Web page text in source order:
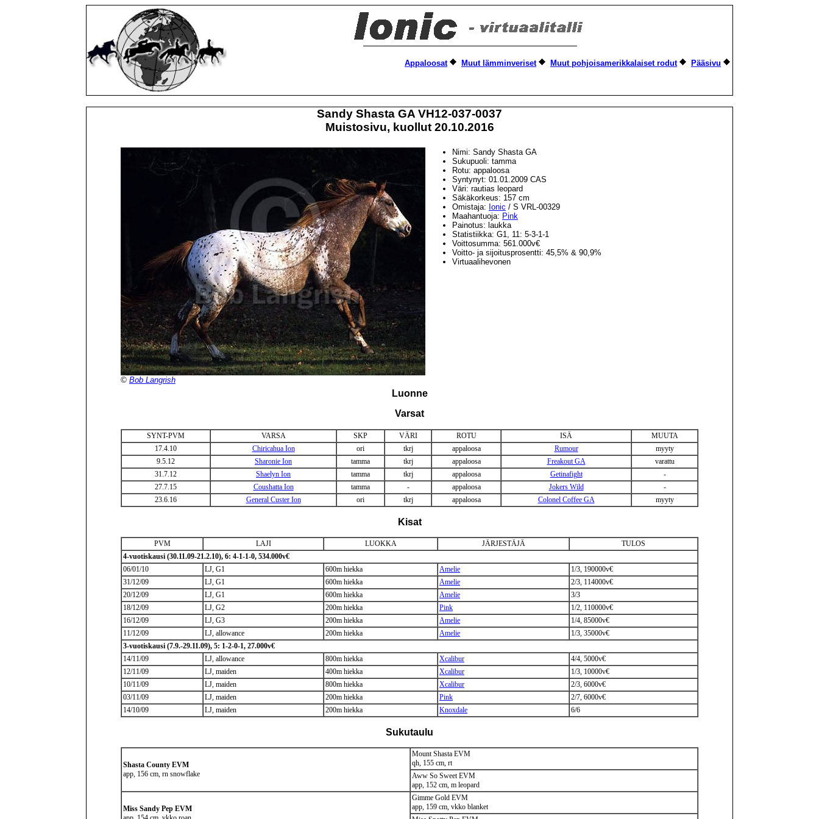
Appaloosat Muut lämminveriset Muut pohjoisamerikkalaiset rodut Pääsivu
Sandy Shasta GA VH12-037-0037
Muistosivu, kuollut 20.10.2016
© Bob Langrish
Nimi: Sandy Shasta GA
Sukupuoli: tamma
Rotu: appaloosa
Syntynyt: 01.01.2009 CAS
Väri: rautias leopard
Säkäkorkeus: 157 cm
Omistaja: Ionic / S VRL-00329
Maahantuoja: Pink
Painotus: laukka
Statistiikka: G1, 11: 5-3-1-1
Voittosumma: 561.000v€
Voitto- ja sijoitusprosentti: 45,5% & 90,9%
Virtuaalihevonen
Luonne
Varsat
SYNT-PVM VARSA SKP VÄRI ROTU ISÄ
MUUTA
17.4.10
Chiricahua Ion ori tkrj appaloosa Rumour
myyty
9.5.12
Sharonie Ion tamma tkrj appaloosa Freakout GA
varattu
31.7.12
Shaelyn Ion tamma tkrj appaloosa Getinafight
-
27.7.15
Coushatta Ion tamma - appaloosa Jokers Wild
-
23.6.16
General Custer Ion ori tkrj appaloosa Colonel Coffee GA myyty
Kisat
PVM LAJI LUOKKA JÄRJESTÄJÄ
TULOS
4-vuotiskausi (30.11.09-21.2.10), 6: 4-1-1-0, 534.000v€
06/01/10
LJ, G1 600m hiekka Amelie
1/3, 190000v€
31/12/09
LJ, G1 600m hiekka Amelie
2/3, 114000v€
20/12/09
LJ, G1 600m hiekka Amelie
3/3
18/12/09
LJ, G2 200m hiekka Pink
1/2, 110000v€
16/12/09
LJ, G3 200m hiekka Amelie
1/4, 85000v€
11/12/09
LJ, allowance 200m hiekka Amelie
1/3, 35000v€
3-vuotiskausi (7.9.-29.11.09), 5: 1-2-0-1, 27.000v€
14/11/09
LJ, allowance 800m hiekka Xcalibur
4/4, 5000v€
12/11/09
LJ, maiden 400m hiekka Xcalibur
1/3, 10000v€
10/11/09
LJ, maiden 800m hiekka Xcalibur
2/3, 6000v€
03/11/09
LJ, maiden 200m hiekka Pink
2/7, 6000v€
14/10/09
LJ, maiden 200m hiekka Knoxdale 6/6
Sukutaulu
Shasta County EVM
app, 156 cm, rn snowflake
Mount Shasta EVM
qh, 155 cm, rt
Aww So Sweet EVM
app, 152 cm, m leopard
Miss Sandy Pep EVM
Gimme Gold EVM
app, 159 cm, vkko blanket